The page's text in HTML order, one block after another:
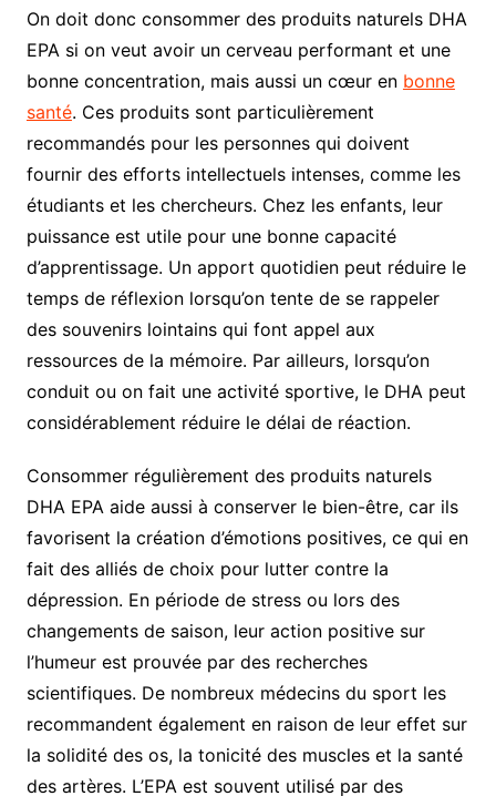
On doit donc consommer des produits naturels DHA
EPA si on veut avoir un cerveau performant et une
bonne concentration, mais aussi un cœur en bonne
santé. Ces produits sont particulièrement
recommandés pour les personnes qui doivent
fournir des efforts intellectuels intenses, comme les
étudiants et les chercheurs. Chez les enfants, leur
puissance est utile pour une bonne capacité
d’apprentissage. Un apport quotidien peut réduire le
temps de réflexion lorsqu’on tente de se rappeler
des souvenirs lointains qui font appel aux
ressources de la mémoire. Par ailleurs, lorsqu’on
conduit ou on fait une activité sportive, le DHA peut
considérablement réduire le délai de réaction.
Consommer régulièrement des produits naturels
DHA EPA aide aussi à conserver le bien-être, car ils
favorisent la création d’émotions positives, ce qui en
fait des alliés de choix pour lutter contre la
dépression. En période de stress ou lors des
changements de saison, leur action positive sur
l’humeur est prouvée par des recherches
scientifiques. De nombreux médecins du sport les
recommandent également en raison de leur effet sur
la solidité des os, la tonicité des muscles et la santé
des artères. L’EPA est souvent utilisé par des